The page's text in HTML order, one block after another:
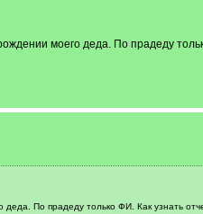
моего деда. По прадеду
По прадеду только ФИ. Как узнать